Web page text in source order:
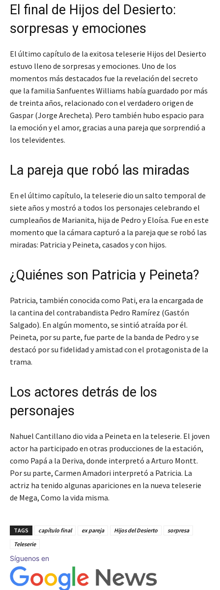
El final de Hijos del Desierto:
sorpresas y emociones
El último capítulo de la exitosa teleserie Hijos del Desierto
estuvo lleno de sorpresas y emociones. Uno de los
momentos más destacados fue la revelación del secreto
que la familia Sanfuentes Williams había guardado por más
de treinta años, relacionado con el verdadero origen de
Gaspar (Jorge Arecheta). Pero también hubo espacio para
la emoción y el amor, gracias a una pareja que sorprendió a
los televidentes.
La pareja que robó las miradas
En el último capítulo, la teleserie dio un salto temporal de
siete años y mostró a todos los personajes celebrando el
cumpleaños de Marianita, hija de Pedro y Eloísa. Fue en este
momento que la cámara capturó a la pareja que se robó las
miradas: Patricia y Peineta, casados y con hijos.
¿Quiénes son Patricia y Peineta?
Patricia, también conocida como Pati, era la encargada de
la cantina del contrabandista Pedro Ramírez (Gastón
Salgado). En algún momento, se sintió atraída por él.
Peineta, por su parte, fue parte de la banda de Pedro y se
destacó por su fidelidad y amistad con el protagonista de la
trama.
Los actores detrás de los
personajes
Nahuel Cantillano dio vida a Peineta en la teleserie. El joven
actor ha participado en otras producciones de la estación,
como Papá a la Deriva, donde interpretó a Arturo Montt.
Por su parte, Carmen Amadori interpretó a Patricia. La
actriz ha tenido algunas apariciones en la nueva teleserie
de Mega, Como la vida misma.
TAGS capítulo final ex pareja Hijos del Desierto
sorpresa
Teleserie
Síguenos en